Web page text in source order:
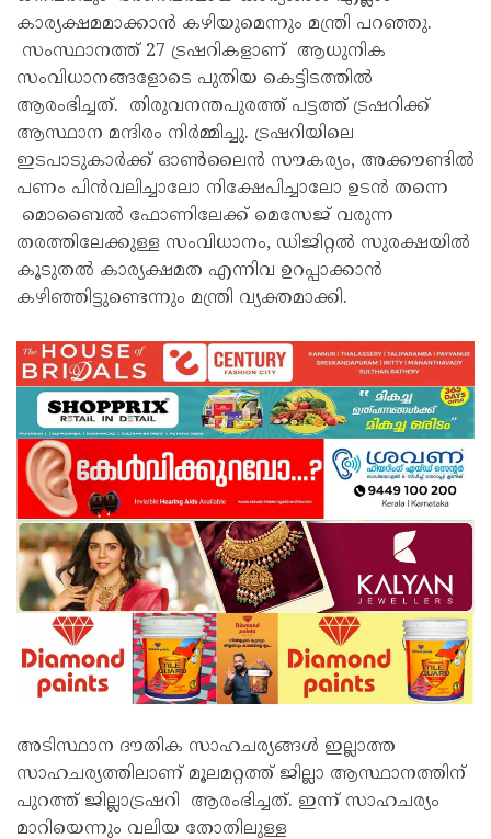
കാര്യക്ഷമമാക്കാൻ കഴിയുമെന്നും മന്ത്രി പറഞ്ഞു.
സംസ്ഥാനത്ത് 27 ട്രഷറികളാണ് ആധുനിക
സംവിധാനങ്ങളോടെ പുതിയ കെട്ടിടത്തിൽ
ആരംഭിച്ചത്. തിരുവനന്തപുരത്ത് പട്ടത്ത് ട്രഷറിക്ക്
ആസ്ഥാന മന്ദിരം നിർമ്മിച്ചു. ട്രഷറിയിലെ
ഇടപാടുകാർക്ക് ഓൺലൈൻ സൗകര്യം, അക്കൗണ്ടിൽ
പണം പിൻവലിച്ചാലോ നിക്ഷേപിച്ചാലോ ഉടൻ തന്നെ
മൊബൈൽ ഫോണിലേക്ക് മെസേജ് വരുന്ന
തരത്തിലേക്കുള്ള സംവിധാനം, ഡിജിറ്റൽ സുരക്ഷയിൽ
കൂടുതൽ കാര്യക്ഷമത എന്നിവ ഉറപ്പാക്കാൻ
കഴിഞ്ഞിട്ടുണ്ടെന്നും മന്ത്രി വ്യക്തമാക്കി.
അടിസ്ഥാന ദൗതിക സാഹചര്യങ്ങൾ ഇല്ലാത്ത
സാഹചര്യത്തിലാണ് മൂലമറ്റത്ത് ജില്ലാ ആസ്ഥാനത്തിന്
പുറത്ത് ജില്ലാട്രഷറി ആരംഭിച്ചത്. ഇന്ന് സാഹചര്യം
മാറിയെന്നും വലിയ തോതിലുള്ള